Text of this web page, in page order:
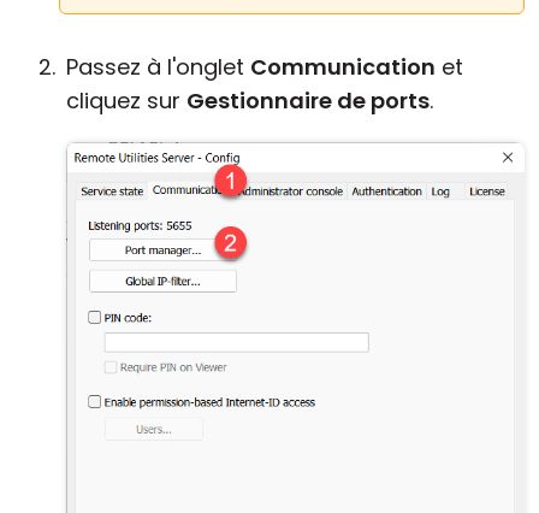
Passez à l'onglet Communication et
cliquez sur Gestionnaire de ports.